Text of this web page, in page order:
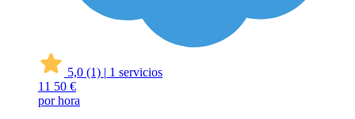
5,0 (1) | 1 servicios
11 50 €
por hora